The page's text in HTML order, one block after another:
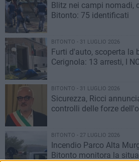
Blitz nei campi nomadi,
Bitonto: 75 identificati
BITONTO - 31 LUGLIO 2026
Furti d'auto, scoperta la
Cerignola: 13 arresti, I
BITONTO - 31 LUGLIO 2026
Sicurezza, Ricci
controlli delle forze
BITONTO - 27 LUGLIO 2026
Incendio Parco Alta
Bitonto monitora la